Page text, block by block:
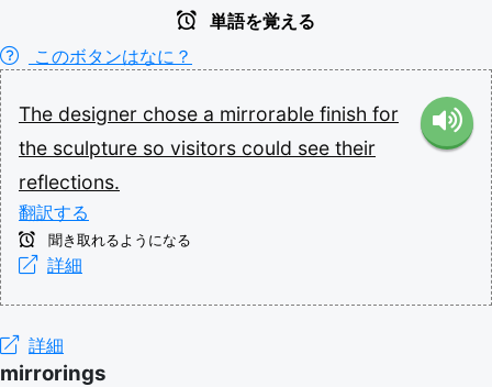
単語を覚える
このボタンはなに？
The designer chose a mirrorable finish for
the sculpture so visitors could see their
reflections.
翻訳する
聞き取れるようになる
詳細
詳細
mirrorings